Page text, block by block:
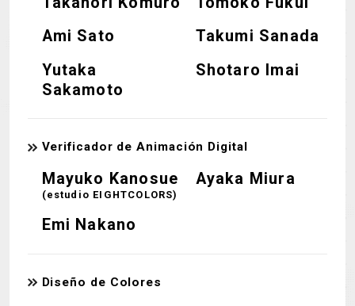
Ami Sato
Takumi Sanada
Yutaka
Sakamoto
Shotaro Imai
Verificador de Animación Digital
Mayuko Kanosue
(estudio EIGHTCOLORS)
Ayaka Miura
Emi Nakano
Diseño de Colores